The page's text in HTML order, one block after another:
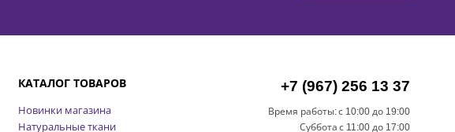
КАТАЛОГ ТОВАРОВ
Новинки магазина
Натуральные ткани
+7 (967) 256 13 37
Время работы:с 10:00 до 19:00
Субботас 11:00 до 17:00